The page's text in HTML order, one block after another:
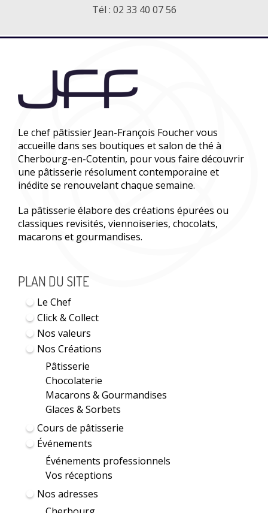
Tél : 02 33 40 07 56
Le chef pâtissier Jean-François Foucher vous
accueille dans ses boutiques et salon de thé à
Cherbourg-en-Cotentin, pour vous faire découvrir
une pâtisserie résolument contemporaine et
inédite se renouvelant chaque semaine.
La pâtisserie élabore des créations épurées ou
classiques revisités, viennoiseries, chocolats,
macarons et gourmandises.
PLAN DU SITE
Le Chef
Click & Collect
Nos valeurs
Nos Créations
Pâtisserie
Chocolaterie
Macarons & Gourmandises
Glaces & Sorbets
Cours de pâtisserie
Événements
Événements professionnels
Vos réceptions
Nos adresses